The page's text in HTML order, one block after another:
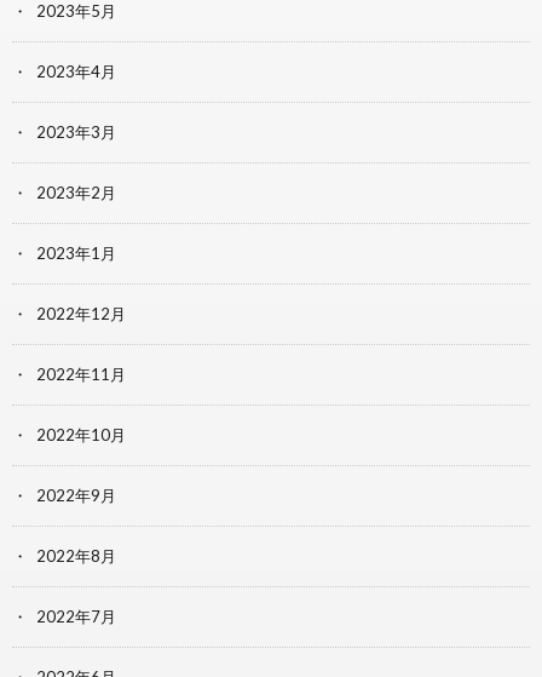
2023年5月
2023年4月
2023年3月
2023年2月
2023年1月
2022年12月
2022年11月
2022年10月
2022年9月
2022年8月
2022年7月